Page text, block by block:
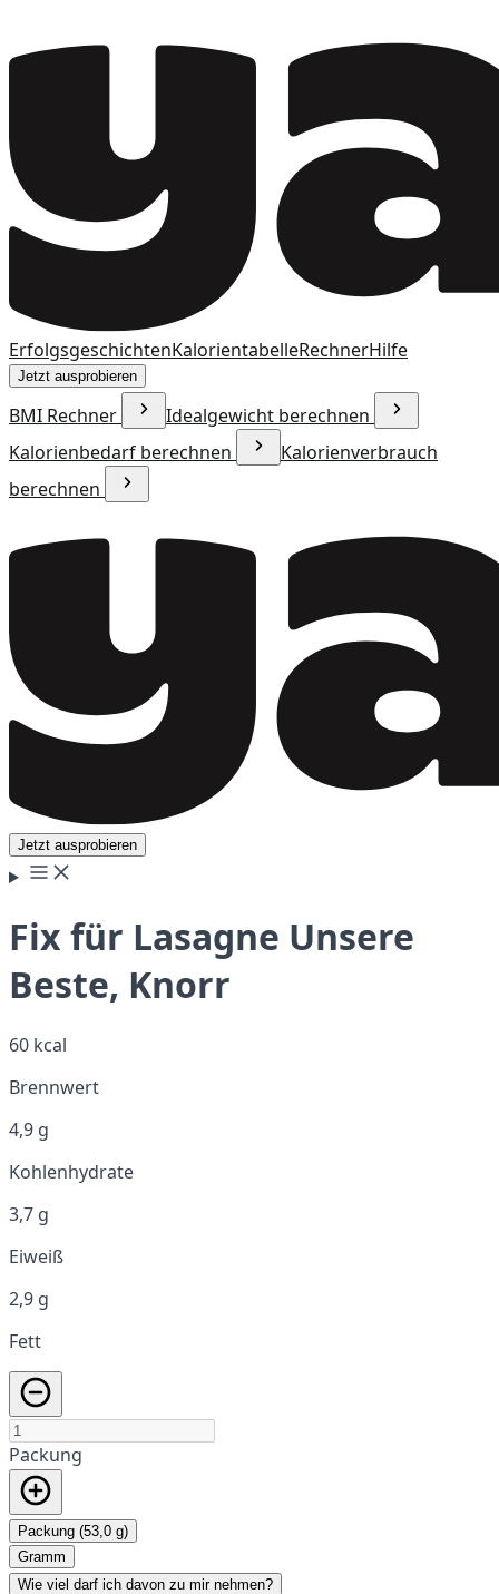
ErfolgsgeschichtenKalorientabelleRechnerHilfe
Jetzt ausprobieren
BMI Rechner
Idealgewicht berechnen
Kalorienbedarf berechnen
Kalorienverbrauch
berechnen
Jetzt ausprobieren
Fix für Lasagne Unsere
Beste, Knorr
60 kcal
Brennwert
4,9 g
Kohlenhydrate
3,7 g
Eiweiß
2,9 g
Fett
Packung
Packung (53,0 g)
Gramm
Wie viel darf ich davon zu mir nehmen?